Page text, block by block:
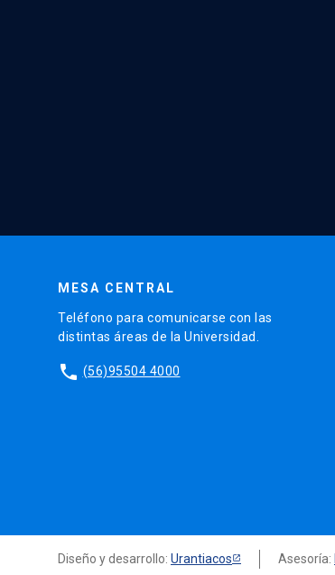
MESA CENTRAL
Teléfono para comunicarse con las
distintas áreas de la Universidad.
phone (56)95504 4000
Diseño y desarrollo: Urantiacos Asesoría: